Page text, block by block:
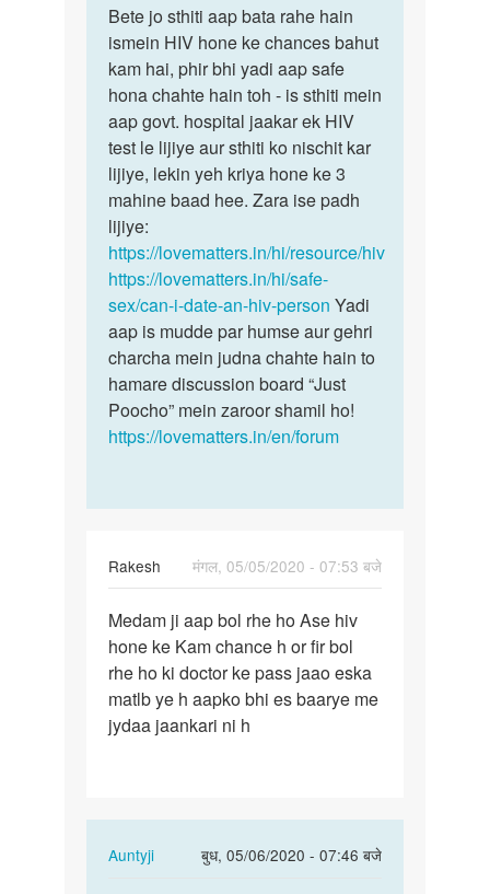
to
Medam
ji
Mene
ek
ladki
se…
by
Bete
jo
sthiti
aap
bata
rahe…
Bete jo sthiti aap bata rahe hain
ismein HIV hone ke chances bahut
kam hai, phir bhi yadi aap safe
hona chahte hain toh - is sthiti mein
aap govt. hospital jaakar ek HIV
test le lijiye aur sthiti ko nischit kar
lijiye, lekin yeh kriya hone ke 3
mahine baad hee. Zara ise padh
lijiye:
https://lovematters.in/hi/resource/hiv
https://lovematters.in/hi/safe-
sex/can-i-date-an-hiv-person Yadi
aap is mudde par humse aur gehri
charcha mein judna chahte hain to
hamare discussion board “Just
Poocho” mein zaroor shamil ho!
https://lovematters.in/en/forum
Rakesh
मंगल, 05/05/2020 - 07:53 बजे
Medam
ji
aap
bol
rhe
Medam ji aap bol rhe ho Ase hiv
hone ke Kam chance h or fir bol
rhe ho ki doctor ke pass jaao eska
matlb ye h aapko bhi es baarye me
jydaa jaankari ni h
Auntyji
बुध, 05/06/2020 - 07:46 बजे
In